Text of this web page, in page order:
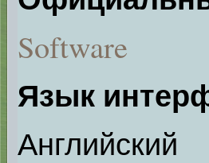
Software
Язык
Английский